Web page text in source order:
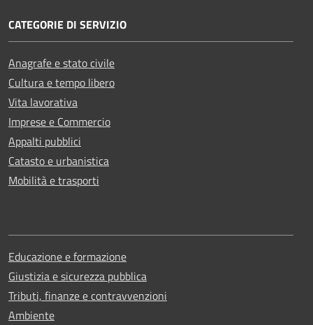
CATEGORIE DI SERVIZIO
Anagrafe e stato civile
Cultura e tempo libero
Vita lavorativa
Imprese e Commercio
Appalti pubblici
Catasto e urbanistica
Mobilità e trasporti
Educazione e formazione
Giustizia e sicurezza pubblica
Tributi, finanze e contravvenzioni
Ambiente